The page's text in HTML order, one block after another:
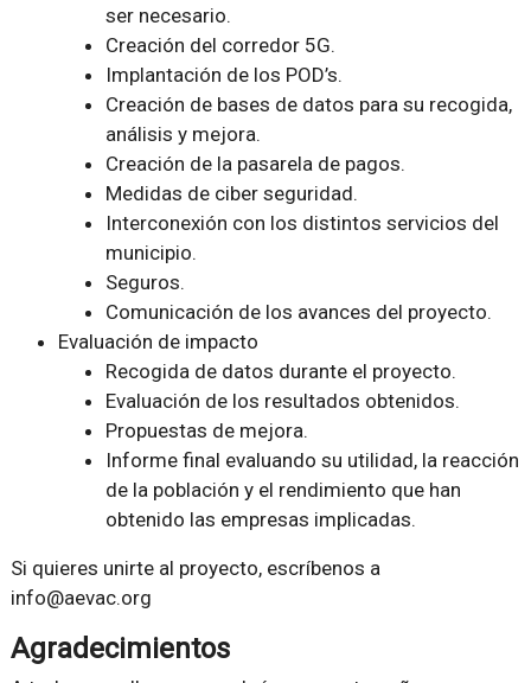
ser necesario.
Creación del corredor 5G.
Implantación de los POD’s.
Creación de bases de datos para su recogida,
análisis y mejora.
Creación de la pasarela de pagos.
Medidas de ciber seguridad.
Interconexión con los distintos servicios del
municipio.
Seguros.
Comunicación de los avances del proyecto.
Evaluación de impacto
Recogida de datos durante el proyecto.
Evaluación de los resultados obtenidos.
Propuestas de mejora.
Informe final evaluando su utilidad, la reacción
de la población y el rendimiento que han
obtenido las empresas implicadas.
Si quieres unirte al proyecto, escríbenos a
info@aevac.org
Agradecimientos